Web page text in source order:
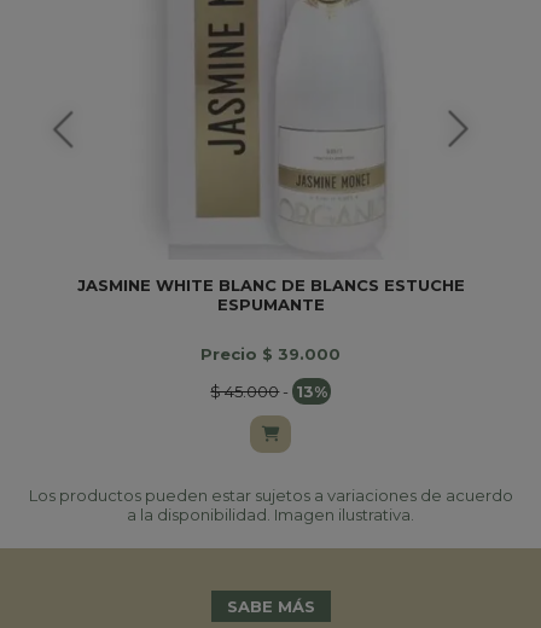
JASMINE WHITE BLANC DE BLANCS ESTUCHE
ESPUMANTE
Precio $ 39.000
$ 45.000- 13%
Los productos pueden estar sujetos a variaciones de acuerdo
a la disponibilidad. Imagen ilustrativa.
SABE MÁS